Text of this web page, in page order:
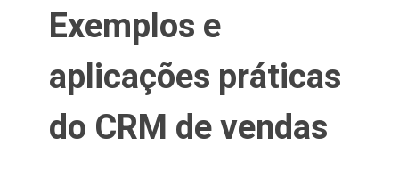
Exemplos e
aplicações práticas
do CRM de vendas